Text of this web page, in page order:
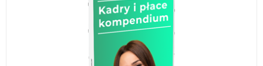
Zarejestruj